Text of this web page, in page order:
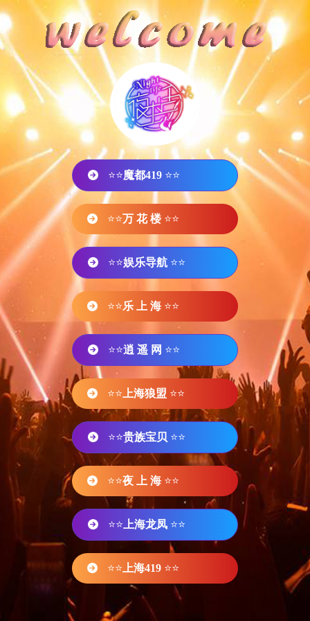
⭐⭐魔都419 ⭐⭐
⭐⭐万 花 楼 ⭐⭐
⭐⭐娱乐导航 ⭐⭐
⭐⭐乐 上 海 ⭐⭐
⭐⭐逍 遥 网 ⭐⭐
⭐⭐ 上海狼盟 ⭐⭐
⭐⭐贵族宝贝 ⭐⭐
⭐⭐夜 上 海 ⭐⭐
⭐⭐ 上海龙凤 ⭐⭐
⭐⭐ 上海419 ⭐⭐